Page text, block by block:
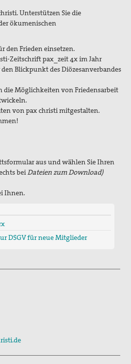
anerkennen!
Dialog
zum neuen Wehrdienst,
mit pax christi
Gedenken
Unterstützen Sie die
ökumenischen
den Frieden einsetzen.
Zeitschrift pax_zeit 4x im Jahr
Blickpunkt des Diözesanverbandes
die Möglichkeiten von Friedensarbeit
von pax christi mitgestalten.
aus und wählen Sie Ihren
beiDateien zum Download)
Ihnen.
DSGV für neue Mitglieder